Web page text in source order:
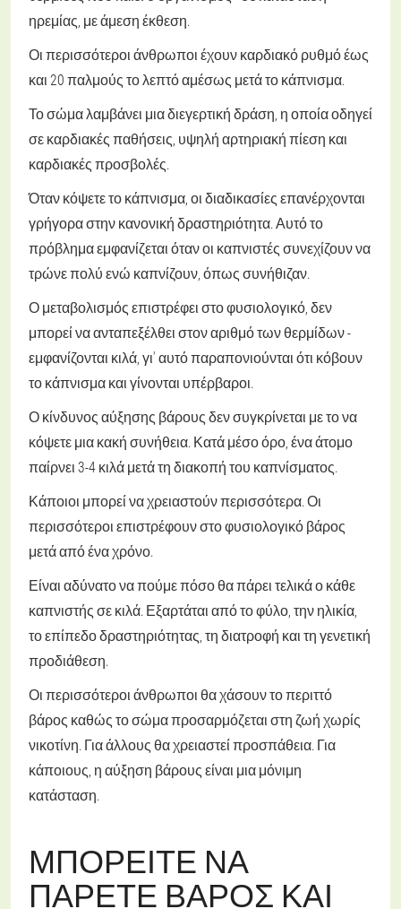
ηρεμίας, με άμεση έκθεση.
Οι περισσότεροι άνθρωποι έχουν καρδιακό ρυθμό έως
και 20 παλμούς το λεπτό αμέσως μετά το κάπνισμα.
Το σώμα λαμβάνει μια διεγερτική δράση, η οποία οδηγεί
σε καρδιακές παθήσεις, υψηλή αρτηριακή πίεση και
καρδιακές προσβολές.
Όταν κόψετε το κάπνισμα, οι διαδικασίες επανέρχονται
γρήγορα στην κανονική δραστηριότητα. Αυτό το
πρόβλημα εμφανίζεται όταν οι καπνιστές συνεχίζουν να
τρώνε πολύ ενώ καπνίζουν, όπως συνήθιζαν.
Ο μεταβολισμός επιστρέφει στο φυσιολογικό, δεν
μπορεί να ανταπεξέλθει στον αριθμό των θερμίδων -
εμφανίζονται κιλά, γι' αυτό παραπονιούνται ότι κόβουν
το κάπνισμα και γίνονται υπέρβαροι.
Ο κίνδυνος αύξησης βάρους δεν συγκρίνεται με το να
κόψετε μια κακή συνήθεια. Κατά μέσο όρο, ένα άτομο
παίρνει 3-4 κιλά μετά τη διακοπή του καπνίσματος.
Κάποιοι μπορεί να χρειαστούν περισσότερα. Οι
περισσότεροι επιστρέφουν στο φυσιολογικό βάρος
μετά από ένα χρόνο.
Είναι αδύνατο να πούμε πόσο θα πάρει τελικά ο κάθε
καπνιστής σε κιλά. Εξαρτάται από το φύλο, την ηλικία,
το επίπεδο δραστηριότητας, τη διατροφή και τη γενετική
προδιάθεση.
Οι περισσότεροι άνθρωποι θα χάσουν το περιττό
βάρος καθώς το σώμα προσαρμόζεται στη ζωή χωρίς
νικοτίνη. Για άλλους θα χρειαστεί προσπάθεια. Για
κάποιους, η αύξηση βάρους είναι μια μόνιμη
κατάσταση.
ΜΠΟΡΕΊΤΕ ΝΑ
ΠΆΡΕΤΕ ΒΆΡΟΣ ΚΑΙ